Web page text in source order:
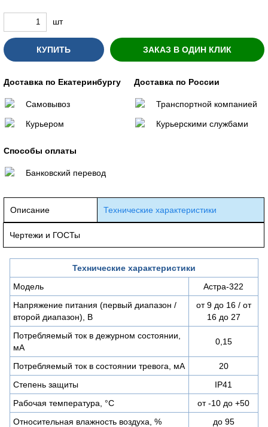
шт
КУПИТЬ ЗАКАЗ В ОДИН КЛИК
Доставка по Екатеринбургу
Самовывоз
Курьером
Доставка по России
Транспортной компанией
Курьерскими службами
Способы оплаты
Банковский перевод
Описание Технические характеристики
Чертежи и ГОСТы
Технические характеристики
Модель
Астра-322
Напряжение питания (первый диапазон /
второй диапазон), В
от 9 до 16 / от
16 до 27
Потребляемый ток в дежурном состоянии,
мА
0,15
Потребляемый ток в состоянии тревога, мА
20
Степень защиты
IP41
Рабочая температура, °С
от -10 до +50
Относительная влажность воздуха, %
до 95